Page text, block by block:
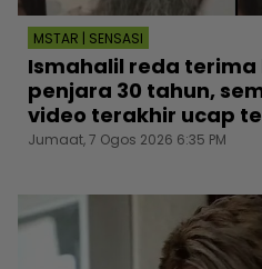
MSTAR | SENSASI
Ismahalil reda terima
penjara 30 tahun,
video terakhir ucap
Jumaat, 7 Ogos 2026 6:35 PM